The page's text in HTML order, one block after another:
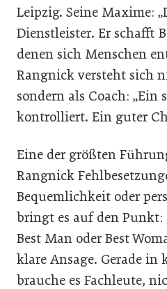
Leipzig. Seine Maxime:
Dienstleister. Er schafft
denen sich Menschen
Rangnick versteht sich
sondern als Coach: „Ein
kontrolliert. Ein guter
Eine der größten
Rangnick
Bequemlichkeit oder
bringt es auf den Punkt:
Best Man oder Best
klare Ansage. Gerade in
brauche es Fachleute,